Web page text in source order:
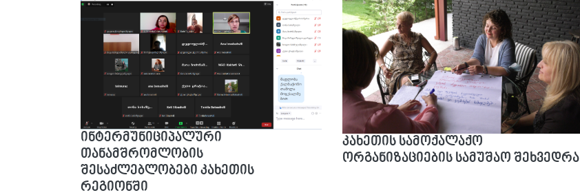
ინტერმუნიციპალური
თანამშრომლობის
შესაძლებლობები კახეთის
რეგიონში
კახეთის სამოქალაქო
ორგანიზაციების სამუშაო შეხვედრა